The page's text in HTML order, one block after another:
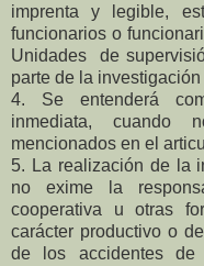
imprenta y legible,
funcionarios o
Unidades de
parte de la
4. Se entenderá
inmediata,
mencionados en el
5. La realización de la
no exime la
cooperativa u otras
carácter productivo o
de los accidentes